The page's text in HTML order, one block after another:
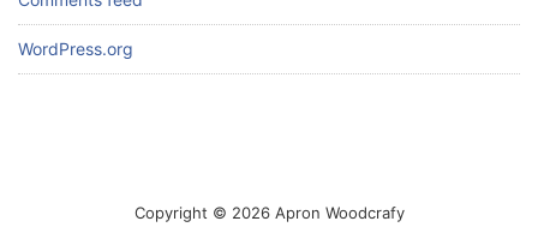
WordPress.org
Copyright © 2026 Apron Woodcrafy